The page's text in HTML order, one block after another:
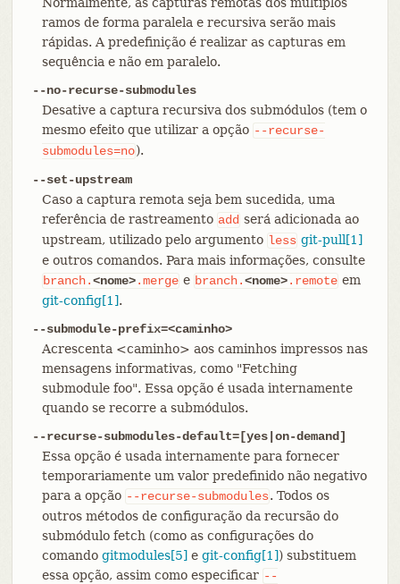
ramos de forma paralela e recursiva serão mais
rápidas. A predefinição é realizar as capturas em
sequência e não em paralelo.
--no-recurse-submodules
Desative a captura recursiva dos submódulos (tem o
mesmo efeito que utilizar a opção --recurse-
submodules=no).
--set-upstream
Caso a captura remota seja bem sucedida, uma
referência de rastreamento add será adicionada ao
upstream, utilizado pelo argumento less git-pull[1]
e outros comandos. Para mais informações, consulte
branch.<nome>.merge e branch.<nome>.remote em
git-config[1].
--submodule-prefix=<caminho>
Acrescenta <caminho> aos caminhos impressos nas
mensagens informativas, como "Fetching
submodule foo". Essa opção é usada internamente
quando se recorre a submódulos.
--recurse-submodules-default=[yes|on-demand]
Essa opção é usada internamente para fornecer
temporariamente um valor predefinido não negativo
para a opção --recurse-submodules. Todos os
outros métodos de configuração da recursão do
submódulo fetch (como as configurações do
comando gitmodules[5] e git-config[1]) substituem
essa opção, assim como especificar --